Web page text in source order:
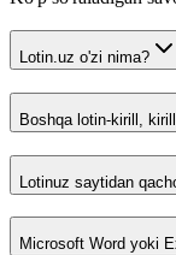
Lotin.uz o'zi nima?
Boshqa lotin-kirill,
Lotinuz saytidan
Microsoft Word yoki